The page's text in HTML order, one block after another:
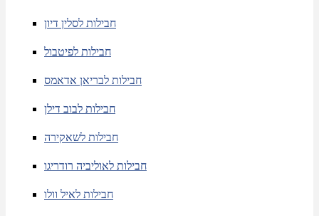
חבילות לסלין דיון
חבילות לפיטבול
חבילות לבריאן אדאמס
חבילות לבוב דילן
חבילות לשאקירה
חבילות לאוליביה רודריגו
חבילות לאיל וולו